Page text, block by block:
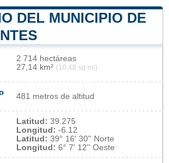
DEL MUNICIPIO DE
2 714 hectáreas
27,14 km² (10,48 sq mi)
481 metros de altitud
Latitud: 39.275
Longitud: -6.12
Latitud: 39° 16' 30'' Norte
Longitud: 6° 7' 12'' Oeste